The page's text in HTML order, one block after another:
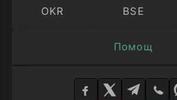
OKR BSE
Помощ
Изберете